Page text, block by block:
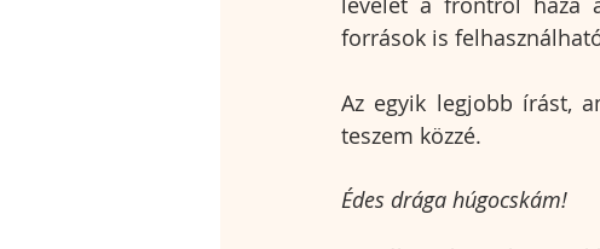
források is
Az egyik legjobb írást,
teszem közzé.
Édes drága húgocskám!